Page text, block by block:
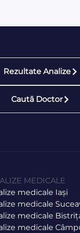
Rezultate Analize
Caută Doctor
MEDICALE
medicale Iași
medicale
medicale
medicale